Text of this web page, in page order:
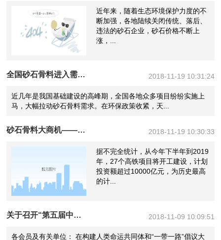
近年来，随着生态环境保护力度的不
断加强，各地陆续关闭传统、落后、
违法的砂石企业，砂石价格不断上
涨，...
全国砂石骨料进入需求高峰期，设备转型升级成必然！ 2018-11-19 10:31:24
近几年是我国基础建设的高峰期，全国各地众多项目纷纷实施上
马，大幅拉动砂石骨料需求。在环保政策收紧，天...
砂石骨料大商机——万亿基建来袭，27个高铁项目将开工建设 2018-11-19 10:30:33
据不完全统计，从今年下半年到2019
年，27个高铁项目将开工建设，计划
投资额超过10000亿元，为历史最高
的计...
关于召开“第五届中国国际砂石骨料大会”​的通知 2018-11-09 10:09:51
各会员及有关单位： 在构建人类命运共同体和“一带一路”倡议大